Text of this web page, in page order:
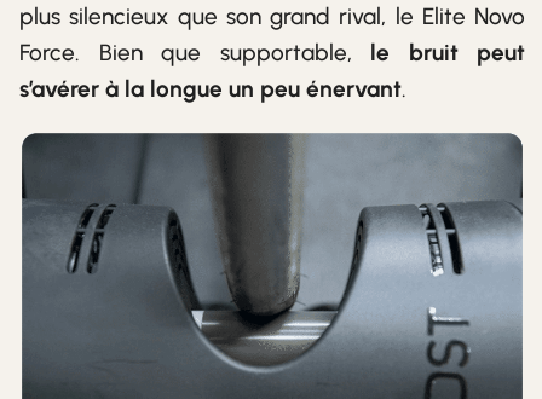
plus silencieux que son grand rival, le Elite Novo
Force. Bien que supportable, le bruit peut
s’avérer à la longue un peu énervant.